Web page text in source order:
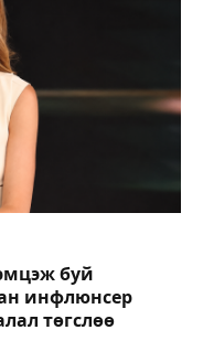
буй
инфлюнсер
төгслөө